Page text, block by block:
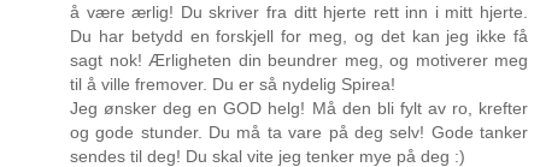
å være ærlig! Du skriver fra ditt hjerte rett inn i mitt hjerte.
Du har betydd en forskjell for meg, og det kan jeg ikke få
sagt nok! Ærligheten din beundrer meg, og motiverer meg
til å ville fremover. Du er så nydelig Spirea!
Jeg ønsker deg en GOD helg! Må den bli fylt av ro, krefter
og gode stunder. Du må ta vare på deg selv! Gode tanker
sendes til deg! Du skal vite jeg tenker mye på deg :)